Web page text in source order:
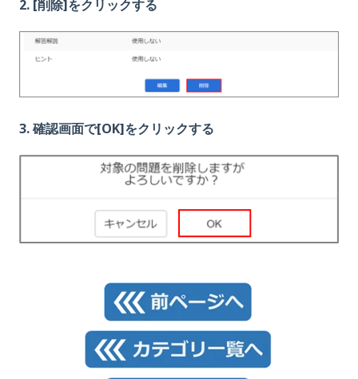
2. [削除]をクリックする
3. 確認画面で[OK]をクリックする